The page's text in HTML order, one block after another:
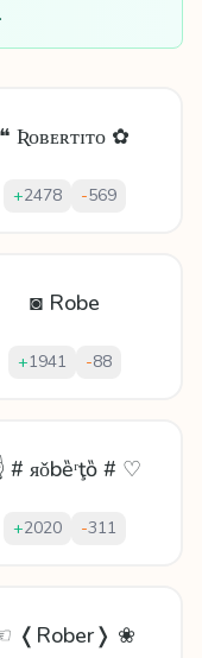
❝ Ʀᴏʙᴇʀᴛɪᴛᴏ ✿
+2478 -569
◙ Robe
+1941 -88
# ᴙǒbȅʳţȍ # ♡
+2020 -311
❬Rober❭ ❀